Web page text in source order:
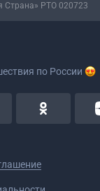
Страна» РТО 020723
по России